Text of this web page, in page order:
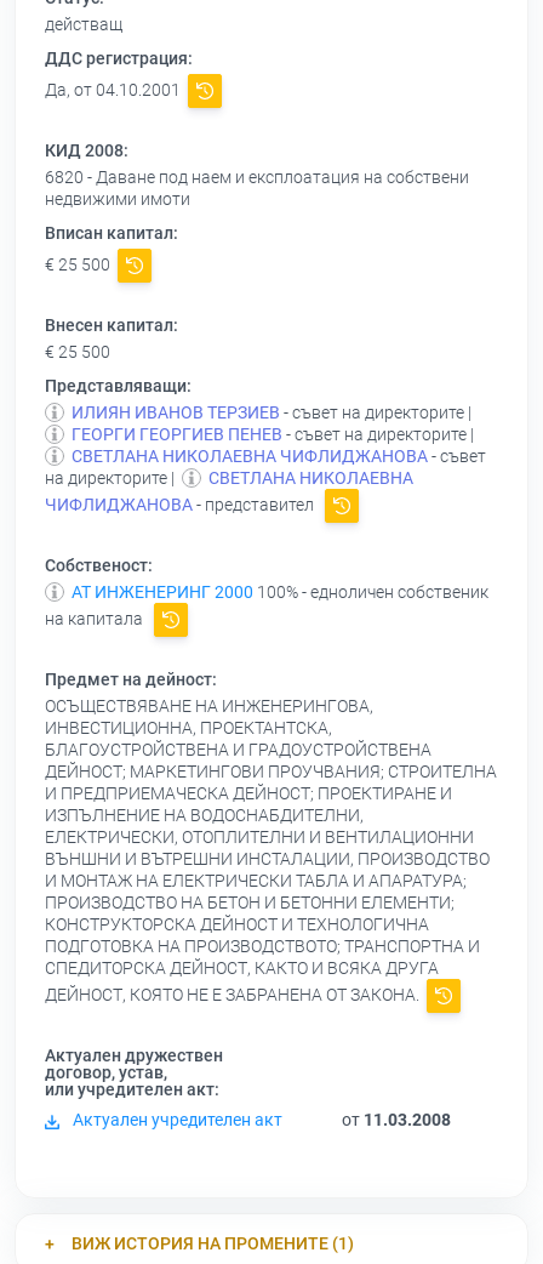
действащ
ДДС регистрация:
Да, от 04.10.2001
КИД 2008:
6820 - Даване под наем и експлоатация на собствени
недвижими имоти
Вписан капитал:
€ 25 500
Внесен капитал:
€ 25 500
Представляващи:
ИЛИЯН ИВАНОВ ТЕРЗИЕВ - съвет на директорите |
ГЕОРГИ ГЕОРГИЕВ ПЕНЕВ - съвет на директорите |
СВЕТЛАНА НИКОЛАЕВНА ЧИФЛИДЖАНОВА- съвет
на директорите |
СВЕТЛАНА НИКОЛАЕВНА
ЧИФЛИДЖАНОВА- представител
Собственост:
АТ ИНЖЕНЕРИНГ 2000 100% - едноличен собственик
на капитала
Предмет на дейност:
ОСЪЩЕСТВЯВАНЕ НА ИНЖЕНЕРИНГОВА,
ИНВЕСТИЦИОННА, ПРОЕКТАНТСКА,
БЛАГОУСТРОЙСТВЕНА И ГРАДОУСТРОЙСТВЕНА
ДЕЙНОСТ; МАРКЕТИНГОВИ ПРОУЧВАНИЯ; СТРОИТЕЛНА
И ПРЕДПРИЕМАЧЕСКА ДЕЙНОСТ; ПРОЕКТИРАНЕ И
ИЗПЪЛНЕНИЕ НА ВОДОСНАБДИТЕЛНИ,
ЕЛЕКТРИЧЕСКИ, ОТОПЛИТЕЛНИ И ВЕНТИЛАЦИОННИ
ВЪНШНИ И ВЪТРЕШНИ ИНСТАЛАЦИИ, ПРОИЗВОДСТВО
И МОНТАЖ НА ЕЛЕКТРИЧЕСКИ ТАБЛА И АПАРАТУРА;
ПРОИЗВОДСТВО НА БЕТОН И БЕТОННИ ЕЛЕМЕНТИ;
КОНСТРУКТОРСКА ДЕЙНОСТ И ТЕХНОЛОГИЧНА
ПОДГОТОВКА НА ПРОИЗВОДСТВОТО; ТРАНСПОРТНА И
СПЕДИТОРСКА ДЕЙНОСТ, КАКТО И ВСЯКА ДРУГА
ДЕЙНОСТ, КОЯТО НЕ Е ЗАБРАНЕНА ОТ ЗАКОНА.
Актуален дружествен
договор, устав,
или учредителен акт:
Актуален учредителен акт
от 11.03.2008
ВИЖ ИСТОРИЯ НА ПРОМЕНИТЕ (1)